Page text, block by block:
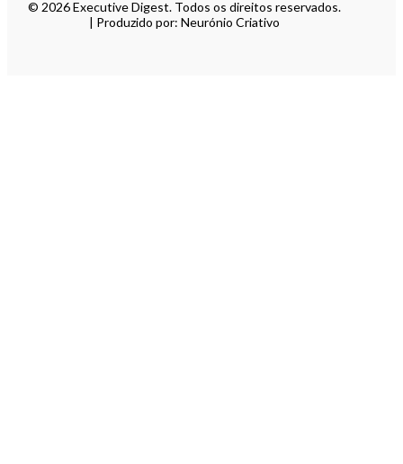
© 2026 Executive Digest. Todos os direitos reservados.
| Produzido por: Neurónio Criativo